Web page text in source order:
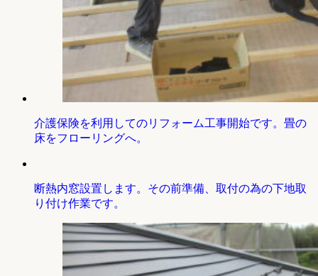
介護保険を利用してのリフォーム工事開始です。畳の
床をフローリングへ。
断熱内窓設置します。その前準備、取付の為の下地取
り付け作業です。